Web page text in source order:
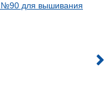
для вышивания